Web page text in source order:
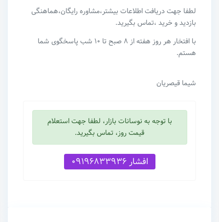
لطفا جهت دریافت اطلاعات بیشتر،مشاوره رایگان،هماهنگی
بازدید و خرید ،تماس بگیرید.
با افتخار هر روز هفته از ۸ صبح تا ۱۰ شب پاسخگوی شما
هستم.
شیما قیصریان
با توجه به نوسانات بازار، لطفا جهت استعلام
قیمت روز، تماس بگیرید.
افشار 09196833936